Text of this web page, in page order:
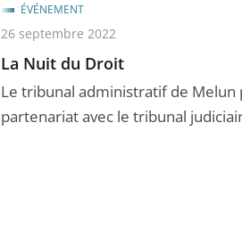
La Nuit du Droit
Le tribunal administratif de
partenariat avec le tribunal
ÉVÉNEMENT
26 septembre 2022